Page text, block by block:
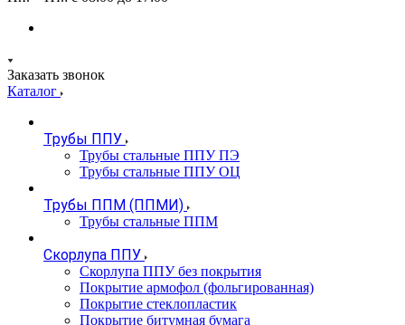
Заказать звонок
Каталог
Трубы ППУ
Трубы стальные ППУ ПЭ
Трубы стальные ППУ ОЦ
Трубы ППМ (ППМИ)
Трубы стальные ППМ
Скорлупа ППУ
Скорлупа ППУ без покрытия
Покрытие армофол (фольгированная)
Покрытие стеклопластик
Покрытие битумная бумага